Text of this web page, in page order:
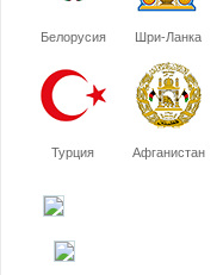
Белорусия Шри-Ланка
Турция Афганистан